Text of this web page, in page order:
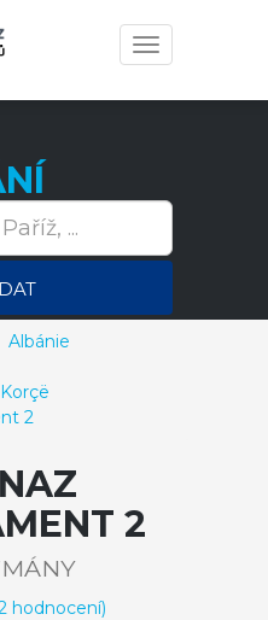
Toggle
navigation
Albánie
2
2
hodnocení)